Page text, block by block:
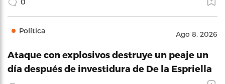
Política Ago 8, 2026
Ataque con explosivos destruye un peaje un
día después de investidura de De la Espriella